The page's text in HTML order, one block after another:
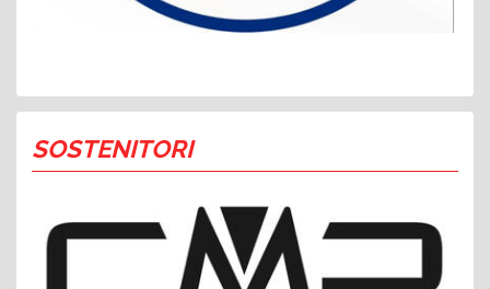
SOSTENITORI